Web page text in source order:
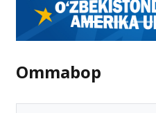
Ommabop